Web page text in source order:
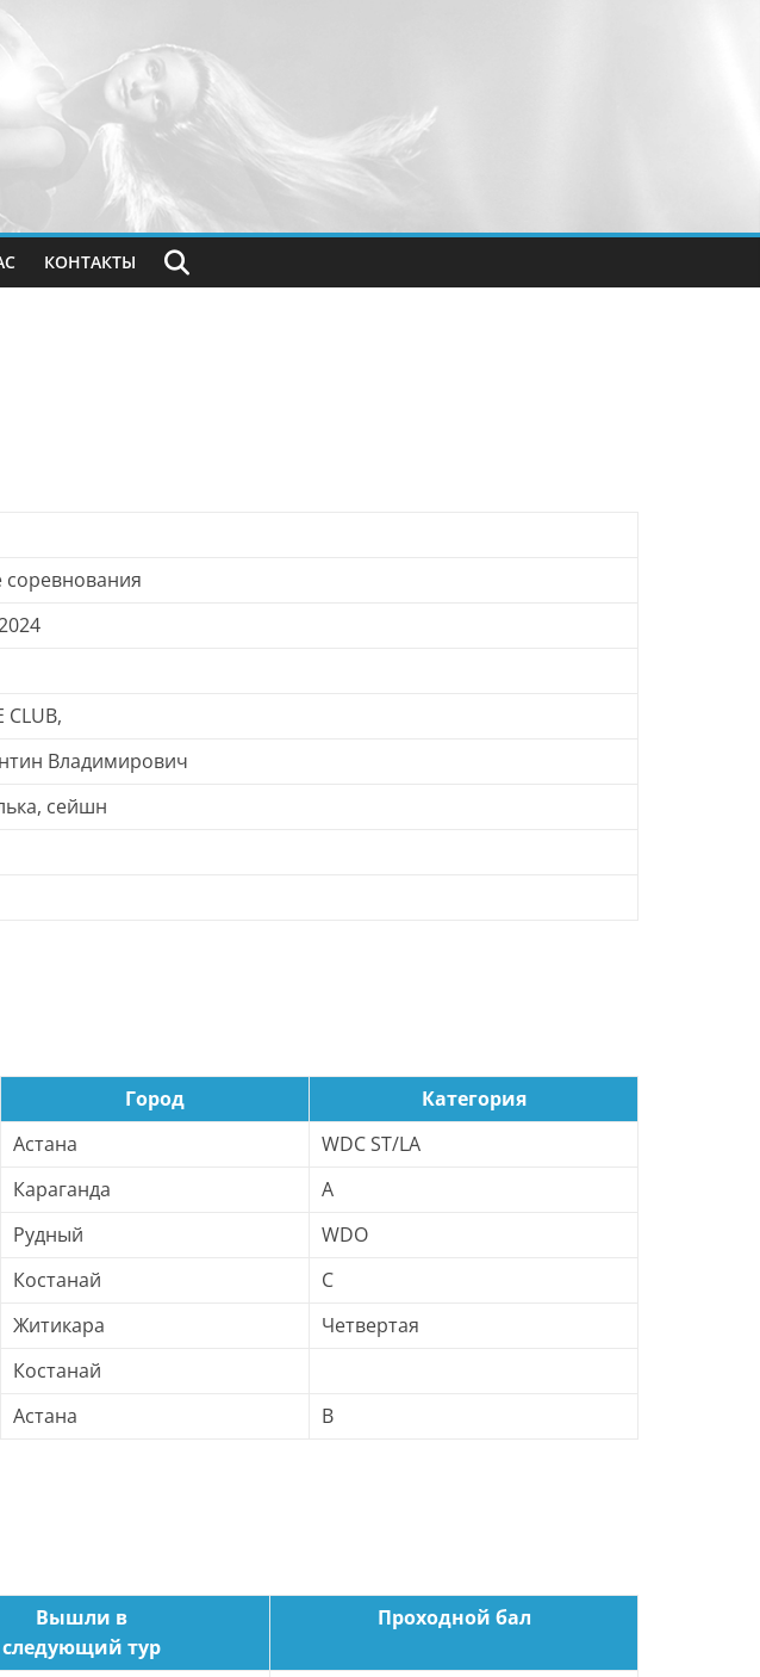
КОНТАКТЫ
соревнования
CLUB,
Владимирович
сейшн
Город
Категория
Астана
WDC ST/LA
Караганда
A
Рудный
WDO
Костанай
C
Житикара
Четвертая
Костанай
Астана B
Вышли в
следующий тур
Проходной бал